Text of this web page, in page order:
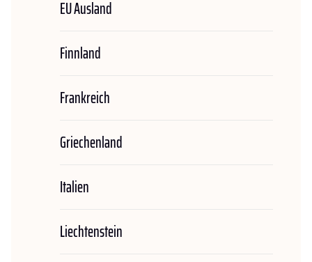
EU Ausland
Finnland
Frankreich
Griechenland
Italien
Liechtenstein